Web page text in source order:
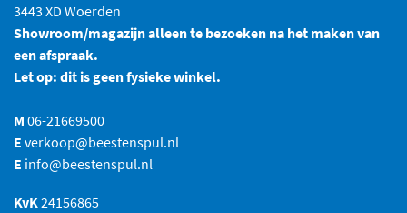
3443 XD Woerden
Showroom/magazijn alleen te bezoeken na het maken van
een afspraak.
Let op: dit is geen fysieke winkel.
M 06-21669500
E verkoop@beestenspul.nl
E info@beestenspul.nl
KvK 24156865